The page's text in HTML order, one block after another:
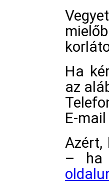
Ha
az
E-
Azért,
– ha